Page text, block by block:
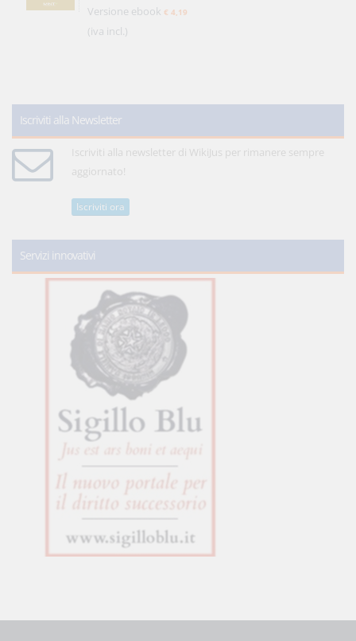
Versione ebook € 4,19
(iva incl.)
Iscriviti alla Newsletter
Iscriviti alla newsletter di WikiJus per rimanere sempre
aggiornato!
Iscriviti ora
Servizi innovativi